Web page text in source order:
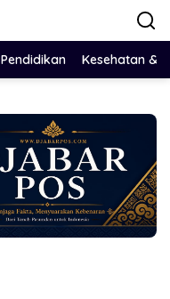
Pendidikan Kesehatan &